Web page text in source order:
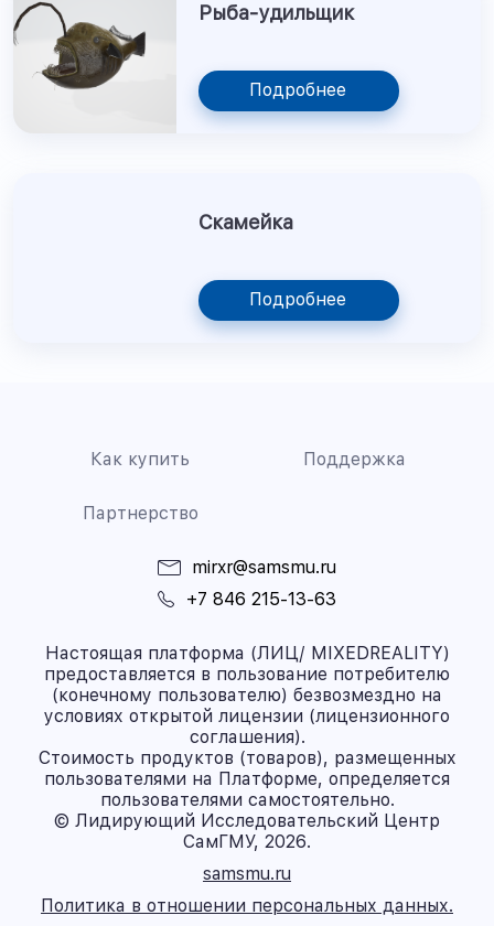
Рыба-удильщик
Подробнее
Скамейка
Подробнее
Как купить Поддержка
Партнерство
mirxr@samsmu.ru
+7 846 215-13-63
Настоящая платформа (ЛИЦ/ MIXEDREALITY)
предоставляется в пользование потребителю
(конечному пользователю) безвозмездно на
условиях открытой лицензии (лицензионного
соглашения).
Стоимость продуктов (товаров), размещенных
пользователями на Платформе, определяется
пользователями самостоятельно.
© Лидирующий Исследовательский Центр
СамГМУ, 2026.
samsmu.ru
Политика в отношении персональных данных.